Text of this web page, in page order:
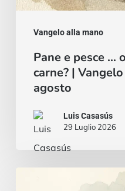
Vangelo alla mano
giorno,
agostoPane e pesce …
carne? |
agosto
Luis Casasús
29 Luglio 2026